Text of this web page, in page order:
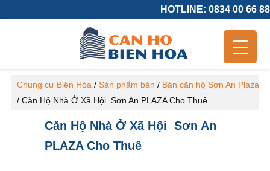
HOTLINE: 0834 00 66 88
Chung cư Biên Hòa / Sản phẩm bán / Bán căn hộ Sơn An Plaza
/ Căn Hộ Nhà Ở Xã Hội Sơn An PLAZA Cho Thuê
Căn Hộ Nhà Ở Xã Hội Sơn An
PLAZA Cho Thuê